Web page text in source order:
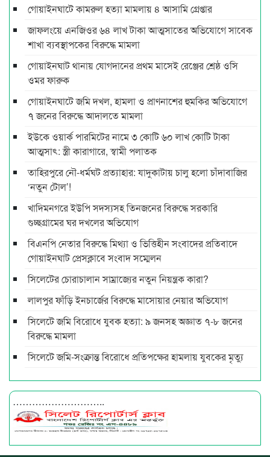
গোয়াইনঘাটে কামরুল হত্যা মামলায় ৪ আসামি গ্রেপ্তার
জাফলংয়ে এনজিওর ৬৪ লাখ টাকা আত্মসাতের অভিযোগে সাবেক
শাখা ব্যবস্থাপকের বিরুদ্ধে মামলা
গোয়াইনঘাট থানায় যোগদানের প্রথম মাসেই রেঞ্জের শ্রেষ্ঠ ওসি
ওমর ফারুক
গোয়াইনঘাটে জমি দখল, হামলা ও প্রাণনাশের হুমকির অভিযোগে
৭ জনের বিরুদ্ধে আদালতে মামলা
ইউকে ওয়ার্ক পারমিটের নামে ৩ কোটি ৬০ লাখ কোটি টাকা
আত্মসাৎ: স্ত্রী কারাগারে, স্বামী পলাতক
তাহিরপুরে নৌ-ধর্মঘট প্রত্যাহার: যাদুকাটায় চালু হলো চাঁদাবাজির
‘নতুন টোল’!
খাদিমনগরে ইউপি সদস্যসহ তিনজনের বিরুদ্ধে সরকারি
গুচ্ছগ্রামের ঘর দখলের অভিযোগ
বিএনপি নেতার বিরুদ্ধে মিথ্যা ও ভিত্তিহীন সংবাদের প্রতিবাদে
গোয়াইনঘাট প্রেসক্লাবে সংবাদ সম্মেলন
সিলেটের চোরাচালান সাম্রাজ্যের নতুন নিয়ন্ত্রক কারা?
লালপুর ফাঁড়ি ইনচার্জের বিরুদ্ধে মাসোয়ার নেয়ার অভিযোগ
সিলেটে জমি বিরোধে যুবক হত্যা: ৯ জনসহ অজ্ঞাত ৭-৮ জনের
বিরুদ্ধে মামলা
সিলেটে জমি-সংক্রান্ত বিরোধে প্রতিপক্ষের হামলায় যুবকের মৃত্যু
………………………..